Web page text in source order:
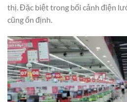
thị. Đặc biệt trong bối cảnh điện
cũng ổn định.